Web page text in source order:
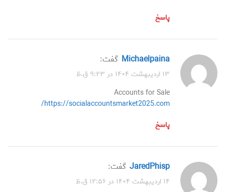
پاسخ
Michaelpaina گفت:
۱۳ اردیبهشت ۱۴۰۴ در ۹:۲۳ ق.ظ
Accounts for Sale
https://socialaccountsmarket2025.com/
پاسخ
JaredPhisp گفت:
۱۴ اردیبهشت ۱۴۰۴ در ۱۲:۵۶ ق.ظ